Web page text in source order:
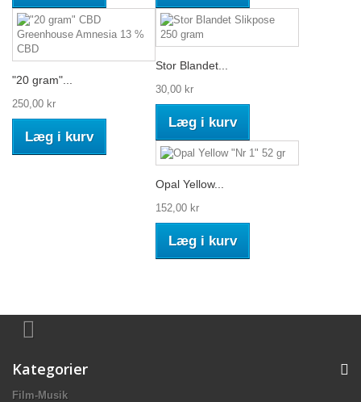
"20 gram"...
250,00 kr
Læg i kurv
Stor Blandet...
30,00 kr
Læg i kurv
Opal Yellow...
152,00 kr
Læg i kurv
Kategorier
Film-Musik